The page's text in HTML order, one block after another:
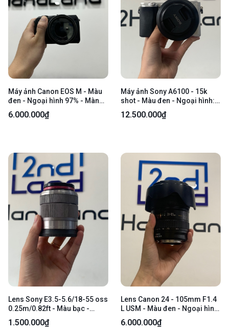
Máy ảnh Canon EOS M - Màu
đen - Ngoại hình 97% - Màn
ám vàng theo thời gian sử
dụng - Kèm túi đựng + 2 pin +
6.000.000₫
Máy ảnh Sony A6100 - 15k
shot - Màu đen - Ngoại hình:
98% - Kèm 1 pin + sạc + lens
sony SEL50F18, 50mm F1.8
12.500.000₫
Lens Sony E3.5-5.6/18-55 oss
0.25m/0.82ft - Màu bạc -
Ngoại hình: 97% - Body
1.500.000₫
Lens Canon 24 - 105mm F1.4
L USM - Màu đen - Ngoại hình:
98% - Body
6.000.000₫